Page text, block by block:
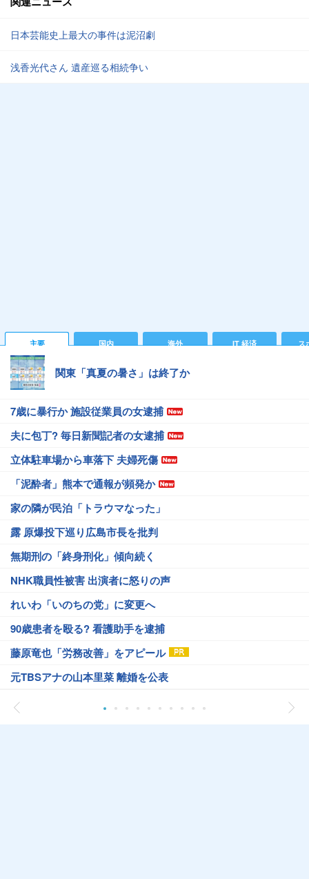
日本芸能史上最大の事件は泥沼劇
浅香光代さん 遺産巡る相続争い
主要 国内 海外 IT 経済 ス
関東「真夏の暑さ」は終了か
7歳に暴行か 施設従業員の女逮捕
夫に包丁? 毎日新聞記者の女逮捕
立体駐車場から車落下 夫婦死傷
「泥酔者」熊本で通報が頻発か
家の隣が民泊「トラウマなった」
露 原爆投下巡り広島市長を批判
無期刑の「終身刑化」傾向続く
NHK職員性被害 出演者に怒りの声
れいわ「いのちの党」に変更へ
90歳患者を殴る? 看護助手を逮捕
藤原竜也「労務改善」をアピール
元TBSアナの山本里菜 離婚を公表